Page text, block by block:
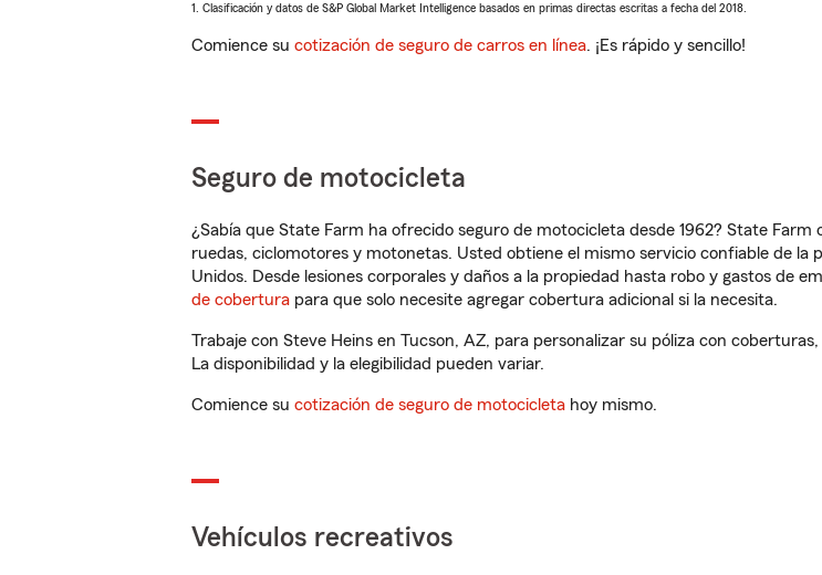
1. Clasificación y datos de S&P Global Market Intelligence basados en primas directas escritas a fecha del 2018.
Comience su cotización de seguro de carros en línea. ¡Es rápido y sencillo!
Seguro de motocicleta
¿Sabía que State Farm ha ofrecido seguro de motocicleta desde 1962? State
ruedas, ciclomotores y motonetas. Usted obtiene el mismo servicio confiable de la
Unidos. Desde lesiones corporales y daños a la propiedad hasta robo y gastos de
de cobertura para que solo necesite agregar cobertura adicional si la necesita.
Trabaje con Steve Heins en Tucson, AZ, para personalizar su póliza con
La disponibilidad y la elegibilidad pueden variar.
Comience su cotización de seguro de motocicleta hoy mismo.
Vehículos recreativos